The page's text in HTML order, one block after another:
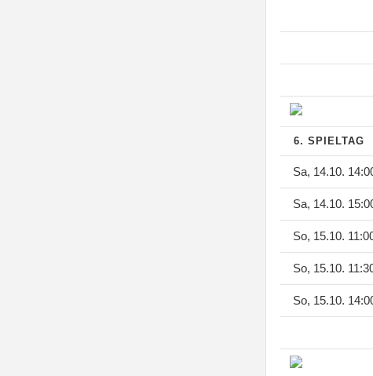
6. SPIELTAG
Sa, 14.10.
Sa, 14.10.
So, 15.10.
So, 15.10.
So, 15.10.